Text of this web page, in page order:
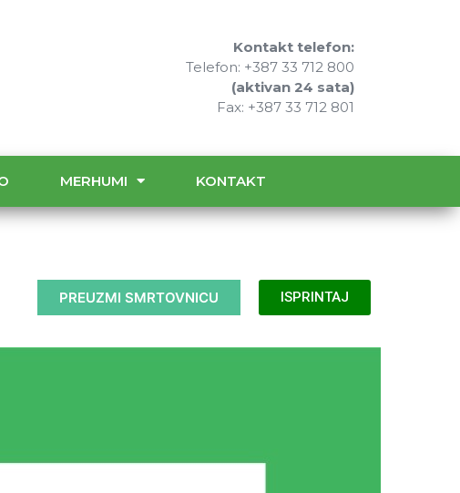
Kontakt telefon:
Telefon: +387 33 712 800
(aktivan 24 sata)
Fax: +387 33 712 801
MERHUMI KONTAKT
PREUZMI SMRTOVNICU ISPRINTAJ